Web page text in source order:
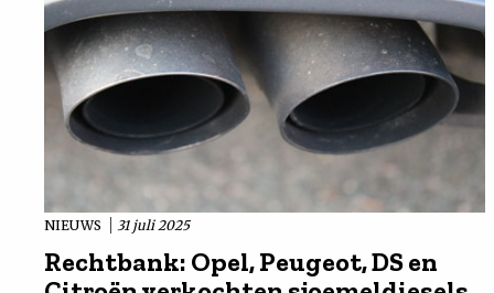
NIEUWS 31 juli 2025
Rechtbank: Opel, Peugeot, DS en